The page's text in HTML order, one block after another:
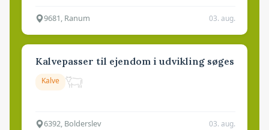
9681, Ranum 03. aug.
Kalvepasser til ejendom i udvikling søges
Kalve
6392, Bolderslev 03. aug.